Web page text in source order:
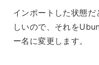
インポートした状態
しいので、それを
ー名に変更します。